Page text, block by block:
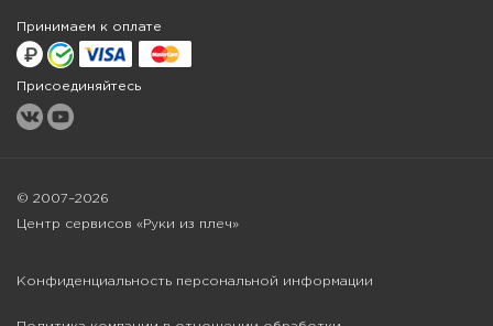
Принимаем к оплате
Присоединяйтесь
© 2007–2026
Центр сервисов «Руки из плеч»
Конфиденциальность персональной информации